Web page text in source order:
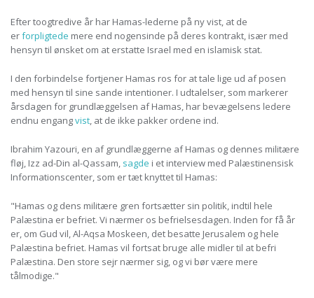
Efter toogtredive år har Hamas-lederne på ny vist, at de
erforpligtede mere end nogensinde på deres kontrakt, især med
hensyn til ønsket om at erstatte Israel med en islamisk stat.
I den forbindelse fortjener Hamas ros for at tale lige ud af posen
med hensyn til sine sande intentioner. I udtalelser, som markerer
årsdagen for grundlæggelsen af Hamas, har bevægelsens ledere
endnu engangvist, at de ikke pakker ordene ind.
Ibrahim Yazouri, en af grundlæggerne af Hamas og dennes militære
fløj, Izz ad-Din al-Qassam, sagde i et interview med Palæstinensisk
Informationscenter, som er tæt knyttet til Hamas:
"Hamas og dens militære gren fortsætter sin politik, indtil hele
Palæstina er befriet. Vi nærmer os befrielsesdagen. Inden for få år
er, om Gud vil, Al-Aqsa Moskeen, det besatte Jerusalem og hele
Palæstina befriet. Hamas vil fortsat bruge alle midler til at befri
Palæstina. Den store sejr nærmer sig, og vi bør være mere
tålmodige."